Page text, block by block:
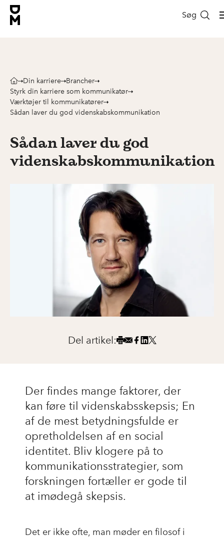
Søg
Din karriere
Brancher
Styrk din karriere som kommunikatør
Værktøjer til kommunikatører
Sådan laver du god videnskabskommunikation
Sådan laver du god
videnskabskommunikation
Del artikel:
Der findes mange faktorer, der
kan føre til videnskabsskepsis; En
af de mest betydningsfulde er
opretholdelsen af en social
identitet. Bliv klogere på to
kommunikationsstrategier, som
forskningen fortæller er gode til
at imødegå skepsis.
Det er ikke ofte, man møder en filosof i